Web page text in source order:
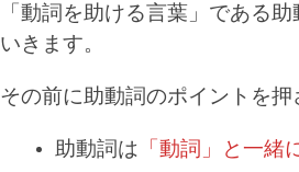
「動詞を助ける言葉」である
いきます。
その前に助動詞のポイントを押
助動詞は 「動詞」と一緒